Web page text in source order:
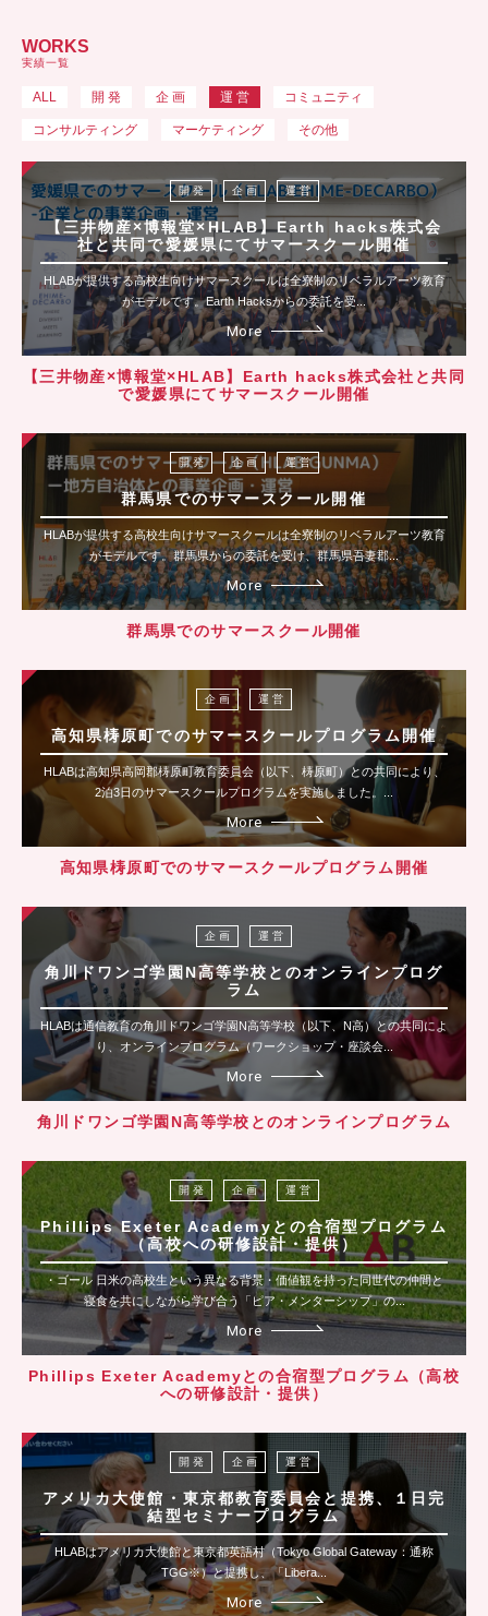
WORKS
実績一覧
ALL 開 発 企 画 運 営 コミュニティ
コンサルティング マーケティング その他
開 発 企 画 運 営
【三井物産×博報堂×HLAB】Earth hacks株式会
社と共同で愛媛県にてサマースクール開催
HLABが提供する高校生向けサマースクールは全寮制のリベラルアーツ教育
がモデルです。Earth Hacksからの委託を受...
More
【三井物産×博報堂×HLAB】Earth hacks株式会社と共同
で愛媛県にてサマースクール開催
開 発 企 画 運 営
群馬県でのサマースクール開催
HLABが提供する高校生向けサマースクールは全寮制のリベラルアーツ教育
がモデルです。群馬県からの委託を受け、群馬県吾妻郡...
More
群馬県でのサマースクール開催
企 画 運 営
高知県梼原町でのサマースクールプログラム開催
HLABは高知県高岡郡梼原町教育委員会（以下、梼原町）との共同により、
2泊3日のサマースクールプログラムを実施しました。...
More
高知県梼原町でのサマースクールプログラム開催
企 画 運 営
角川ドワンゴ学園N高等学校とのオンラインプログ
ラム
HLABは通信教育の角川ドワンゴ学園N高等学校（以下、N高）との共同によ
り、オンラインプログラム（ワークショップ・座談会...
More
角川ドワンゴ学園N高等学校とのオンラインプログラム
開 発 企 画 運 営
Phillips Exeter Academyとの合宿型プログラム
（高校への研修設計・提供）
・ゴール 日米の高校生という異なる背景・価値観を持った同世代の仲間と
寝食を共にしながら学び合う「ピア・メンターシップ」の...
More
Phillips Exeter Academyとの合宿型プログラム（高校
への研修設計・提供）
開 発 企 画 運 営
アメリカ大使館・東京都教育委員会と提携、１日完
結型セミナープログラム
HLABはアメリカ大使館と東京都英語村（Tokyo Global Gateway：通称
TGG※）と提携し、「Libera...
More